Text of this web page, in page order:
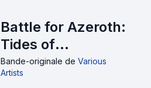
Battle for Azeroth:
Tides of
Vengeance
Soundtrack (OST)
Bande-originale de Various
Artists